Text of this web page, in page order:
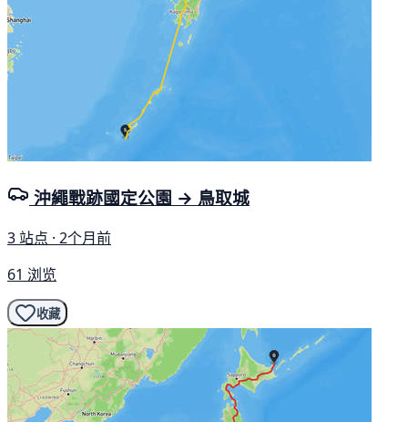
沖繩戰跡國定公園 → 鳥取城
3 站点 · 2个月前
61 浏览
收藏